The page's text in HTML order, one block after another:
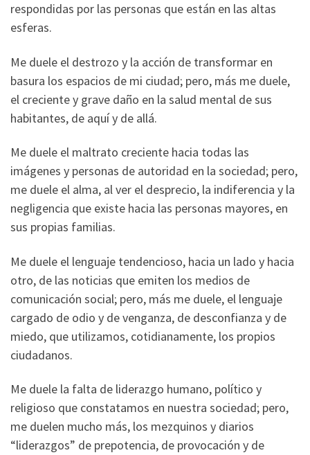
respondidas por las personas que están en las altas
esferas.
Me duele el destrozo y la acción de transformar en
basura los espacios de mi ciudad; pero, más me duele,
el creciente y grave daño en la salud mental de sus
habitantes, de aquí y de allá.
Me duele el maltrato creciente hacia todas las
imágenes y personas de autoridad en la sociedad; pero,
me duele el alma, al ver el desprecio, la indiferencia y la
negligencia que existe hacia las personas mayores, en
sus propias familias.
Me duele el lenguaje tendencioso, hacia un lado y hacia
otro, de las noticias que emiten los medios de
comunicación social; pero, más me duele, el lenguaje
cargado de odio y de venganza, de desconfianza y de
miedo, que utilizamos, cotidianamente, los propios
ciudadanos.
Me duele la falta de liderazgo humano, político y
religioso que constatamos en nuestra sociedad; pero,
me duelen mucho más, los mezquinos y diarios
“liderazgos” de prepotencia, de provocación y de